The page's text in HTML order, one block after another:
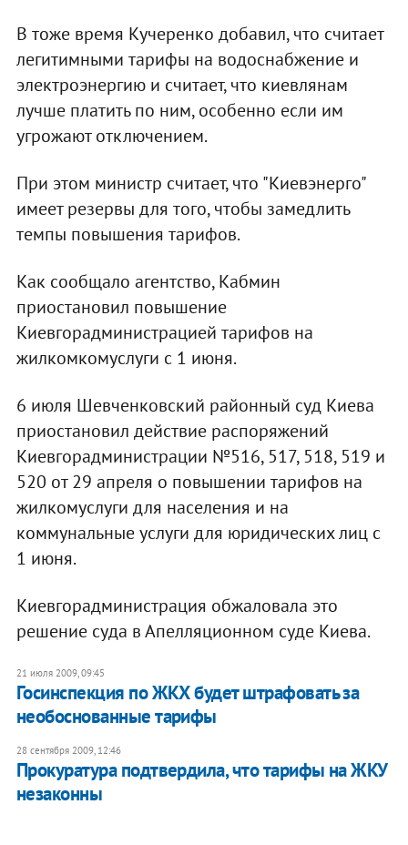
В тоже время Кучеренко добавил, что считает
легитимными тарифы на водоснабжение и
электроэнергию и считает, что киевлянам
лучше платить по ним, особенно если им
угрожают отключением.
При этом министр считает, что "Киевэнерго"
имеет резервы для того, чтобы замедлить
темпы повышения тарифов.
Как сообщало агентство, Кабмин
приостановил повышение
Киевгорадминистрацией тарифов на
жилкомкомуслуги с 1 июня.
6 июля Шевченковский районный суд Киева
приостановил действие распоряжений
Киевгорадминистрации №516, 517, 518, 519 и
520 от 29 апреля о повышении тарифов на
жилкомуслуги для населения и на
коммунальные услуги для юридических лиц с
1 июня.
Киевгорадминистрация обжаловала это
решение суда в Апелляционном суде Киева.
21 июля 2009, 09:45
Госинспекция по ЖКХ будет штрафовать за
необоснованные тарифы
28 сентября 2009, 12:46
Прокуратура подтвердила, что тарифы на ЖКУ
незаконны